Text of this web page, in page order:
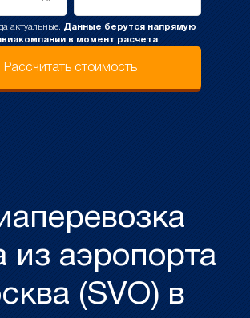
актуальные. Данные берутся напрямую
в момент расчета.
Рассчитать стоимость
из аэропорта
(SVO) в